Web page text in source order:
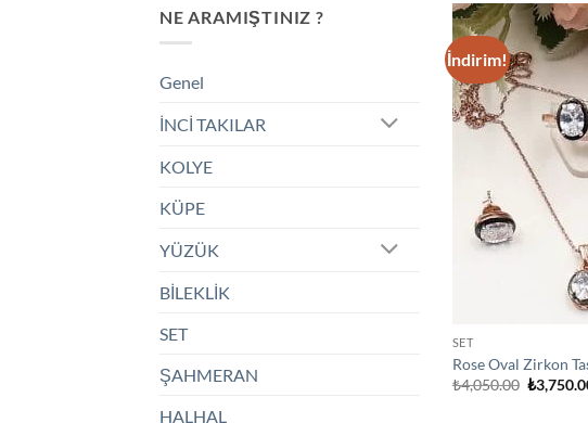
NE ARAMIŞTINIZ ?
Genel
İNCİ TAKILAR
KOLYE
KÜPE
YÜZÜK
BİLEKLİK
SET
ŞAHMERAN
HALHAL
İndirim!
SET
Rose Oval Zirkon
₺4,050.00 Orijinal
fiyat:
₺